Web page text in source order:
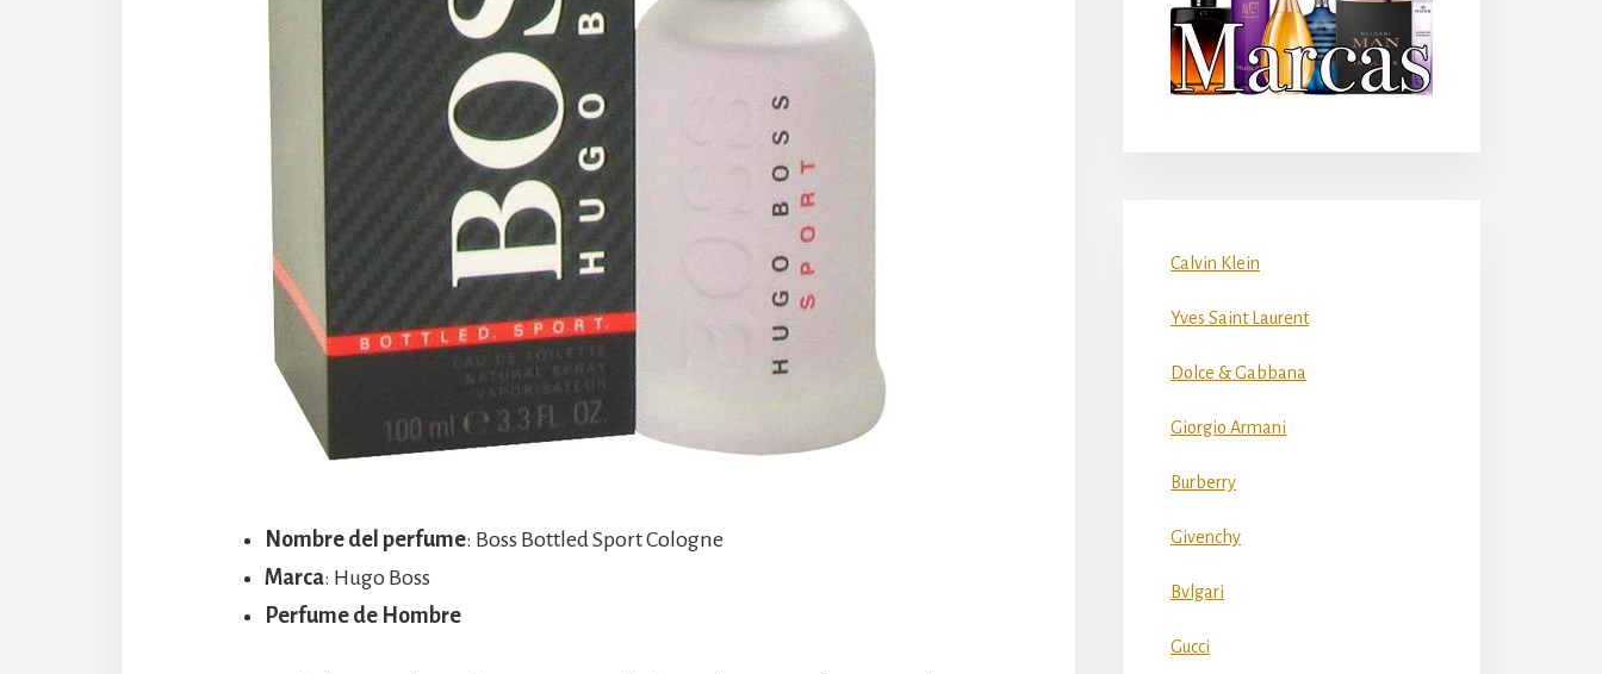
Nombre del perfume: Boss Bottled Sport Cologne
Marca: Hugo Boss
Perfume de Hombre
Calvin Klein
Yves Saint Laurent
Dolce & Gabbana
Giorgio Armani
Burberry
Givenchy
Bvlgari
Gucci